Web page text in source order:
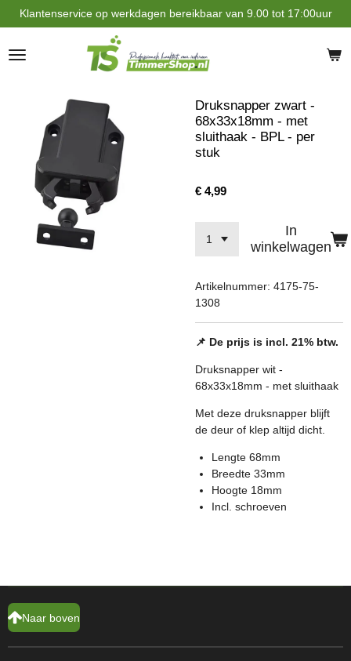
Ga
direct
naar
de
Klantenservice op werkdagen bereikbaar van 9.00 tot 17:00uur
Druksnapper zwart -
68x33x18mm - met
sluithaak - BPL - per
stuk
€ 4,99
In
winkelwagen
Artikelnummer: 4175-75-
1308
📌 De prijs is incl. 21% btw.
Druksnapper wit -
68x33x18mm - met sluithaak
Met deze druksnapper blijft
de deur of klep altijd dicht.
Lengte 68mm
Breedte 33mm
Hoogte 18mm
Incl. schroeven
Naar boven